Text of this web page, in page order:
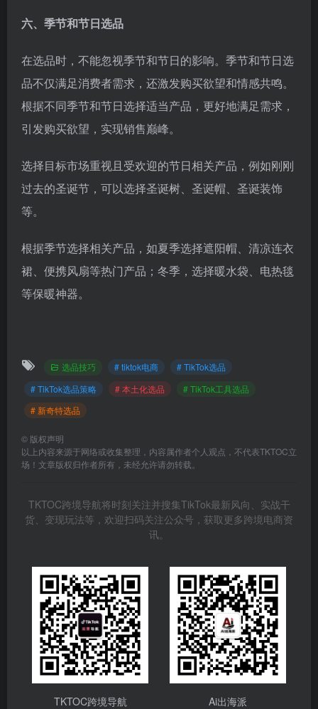
六、季节和节日选品
在选品时，不能忽视季节和节日的影响。季节和节日选
品不仅满足消费者需求，还激发购买欲望和情感共鸣。
根据不同季节和节日选择适当产品，更好地满足需求，
引发购买欲望，实现销售巅峰。
选择目标市场重视且受欢迎的节日相关产品，例如刚刚
过去的圣诞节，可以选择圣诞树、圣诞帽、圣诞装饰
等。
根据季节选择相关产品，如夏季选择遮阳帽、清凉连衣
裙、便携风扇等热门产品；冬季，选择暖水袋、电热毯
等保暖神器。
选品技巧 # tiktok电商
# TikTok选品
# TikTok选品策略
# 本土化选品
# TikTok工具选品
# 新奇特选品
© 版权声明
以上内容来源于网络或收集整理，内容属作者个人观点，不代表TKTOC立
场！文章版权归作者所有，未经允许请勿转载。
TKTOC跨境导航将时刻关注并搜集TikTok最新风向、实战干
货、变现玩法等，欢迎扫码关注公众号，获取更多跨境电商资
讯。
TKTOC跨境导航 Ai出海派